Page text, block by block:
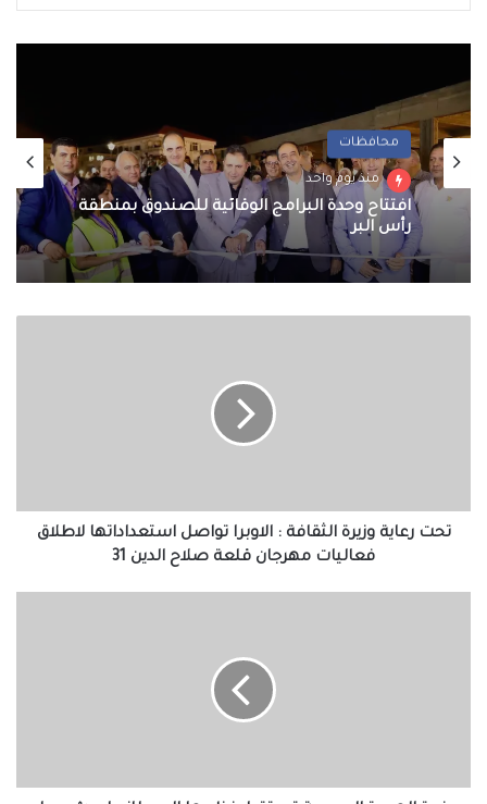
محافظات
منذ يوم واحد
افتتاح وحدة البرامج الوقائية للصندوق بمنطقة
رأس البر
لاطلاق
فعاليات
تحت رعاية وزيرة الثقافة : الاوبرا تواصل استعداداتها لاطلاق
فعاليات مهرجان قلعة صلاح الدين 31
التعاون